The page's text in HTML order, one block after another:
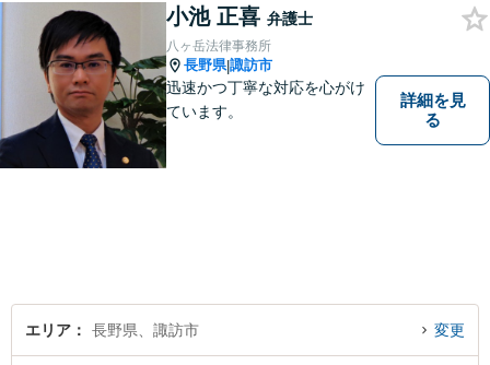
小池 正喜 弁護士
八ヶ岳法律事務所
長野県|諏訪市
迅速かつ丁寧な対応を心がけ
ています。
詳細を見
る
エリア 長野県、諏訪市 変更